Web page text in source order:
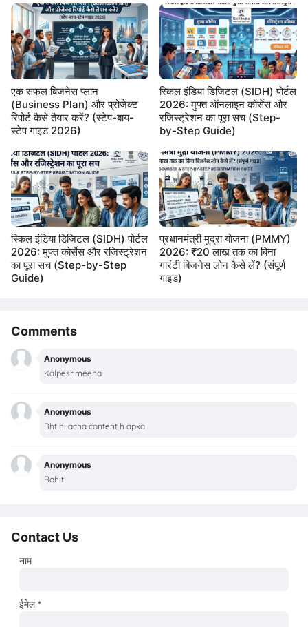
एक सफल बिजनेस प्लान
(Business Plan) और प्रोजेक्ट
रिपोर्ट कैसे तैयार करें? (स्टेप-बाय-
स्टेप गाइड 2026)
स्किल इंडिया डिजिटल (SIDH) पोर्टल
2026: मुफ्त ऑनलाइन कोर्सेस और
रजिस्ट्रेशन का पूरा सच (Step-
by-Step Guide)
स्किल इंडिया डिजिटल (SIDH) पोर्टल
2026: मुफ्त कोर्सेस और रजिस्ट्रेशन
का पूरा सच (Step-by-Step
Guide)
प्रधानमंत्री मुद्रा योजना (PMMY)
2026: ₹20 लाख तक का बिना
गारंटी बिजनेस लोन कैसे लें? (संपूर्ण
गाइड)
Comments
Anonymous
Kalpeshmeena
Anonymous
Bht hi acha content h apka
Anonymous
Rohit
Contact Us
नाम
ईमेल*